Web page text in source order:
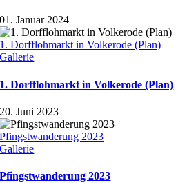
01. Januar 2024
1. Dorfflohmarkt in Volkerode (Plan)
Gallerie
1. Dorfflohmarkt in Volkerode (Plan)
20. Juni 2023
Pfingstwanderung 2023
Gallerie
Pfingstwanderung 2023